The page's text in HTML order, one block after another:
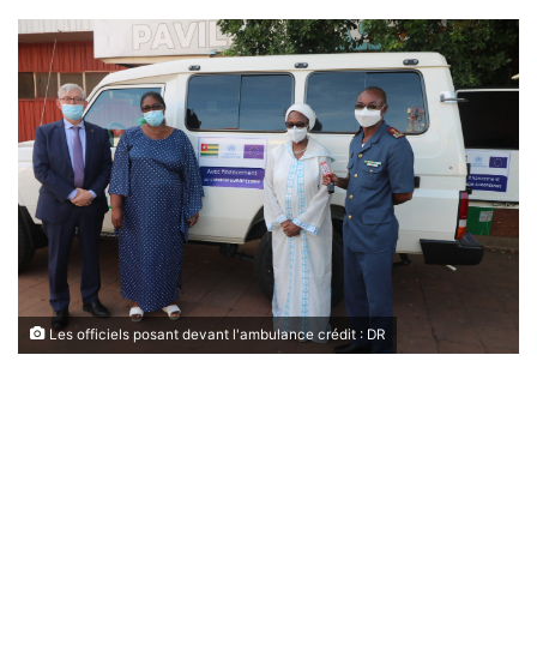
Les officiels posant devant l'ambulance crédit : DR